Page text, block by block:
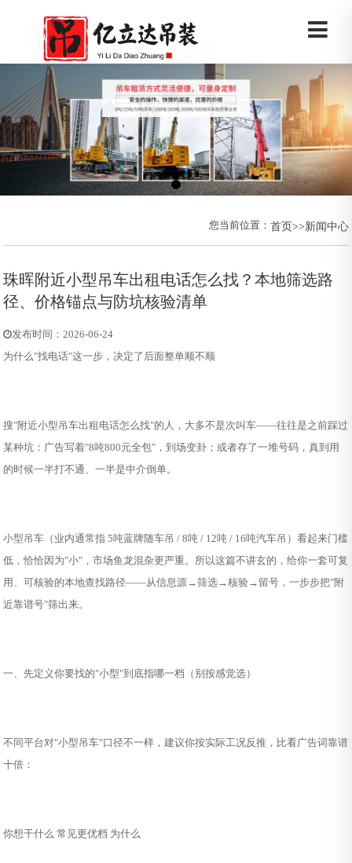
您当前位置： 首页>>新闻中心
珠晖附近小型吊车出租电话怎么找？本地筛选路
径、价格锚点与防坑核验清单
发布时间：2026-06-24
为什么"找电话"这一步，决定了后面整单顺不顺
搜"附近小型吊车出租电话怎么找"的人，大多不是次叫车——往往是之前踩过
某种坑：广告写着"8吨800元全包"，到场变卦；或者存了一堆号码，真到用
的时候一半打不通、一半是中介倒单。
小型吊车（业内通常指 5吨蓝牌随车吊 / 8吨 / 12吨 / 16吨汽车吊）看起来门槛
低，恰恰因为"小"，市场鱼龙混杂更严重。所以这篇不讲玄的，给你一套可复
用、可核验的本地查找路径——从信息源→筛选→核验→留号，一步步把"附
近靠谱号"筛出来。
一、先定义你要找的"小型"到底指哪一档（别按感觉选）
不同平台对"小型吊车"口径不一样，建议你按实际工况反推，比看广告词靠谱
十倍：
你想干什么 常见更优档 为什么